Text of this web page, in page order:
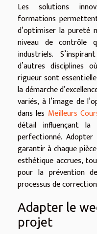
Les solutions
formations
d’optimiser la pureté
niveau de contrôle
industriels.
d’autres disciplines
rigueur sont
la démarche
variés, à l’image de
dans les Meilleurs
détail influençant
perfectionné. Adopter
garantir à chaque
esthétique accrues,
pour la prévention
processus de
Adapter le
projet